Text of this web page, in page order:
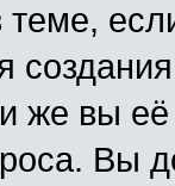
же вы её
Вы